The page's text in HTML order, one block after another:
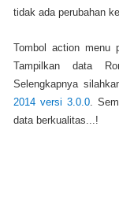
tidak ada perubahan
Tombol action menu
Tampilkan data
Selengkapnya
2014 versi 3.0.0 .
data berkualitas...!